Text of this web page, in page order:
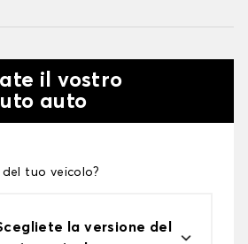
il vostro
auto
tuo veicolo?
la versione del